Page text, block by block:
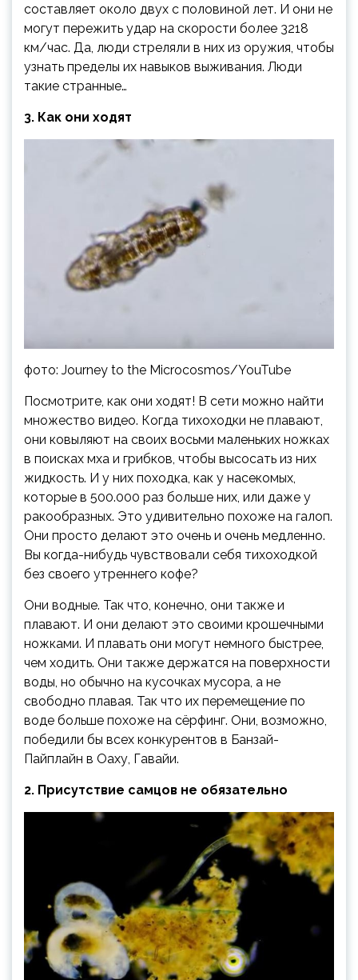
составляет около двух с половиной лет. И они не
могут пережить удар на скорости более 3218
км/час. Да, люди стреляли в них из оружия, чтобы
узнать пределы их навыков выживания. Люди
такие странные…
3. Как они ходят
фото: Journey to the Microcosmos/YouTube
Посмотрите, как они ходят! В сети можно найти
множество видео. Когда тихоходки не плавают,
они ковыляют на своих восьми маленьких ножках
в поисках мха и грибков, чтобы высосать из них
жидкость. И у них походка, как у насекомых,
которые в 500.000 раз больше них, или даже у
ракообразных. Это удивительно похоже на галоп.
Они просто делают это очень и очень медленно.
Вы когда-нибудь чувствовали себя тихоходкой
без своего утреннего кофе?
Они водные. Так что, конечно, они также и
плавают. И они делают это своими крошечными
ножками. И плавать они могут немного быстрее,
чем ходить. Они также держатся на поверхности
воды, но обычно на кусочках мусора, а не
свободно плавая. Так что их перемещение по
воде больше похоже на сёрфинг. Они, возможно,
победили бы всех конкурентов в Банзай-
Пайплайн в Оаху, Гавайи.
2. Присутствие самцов не обязательно